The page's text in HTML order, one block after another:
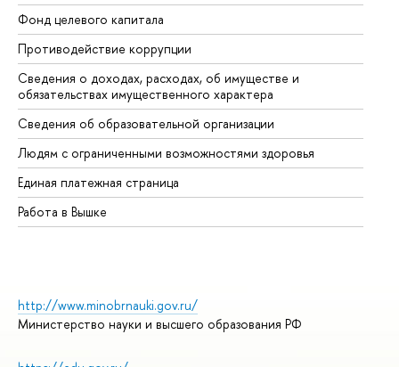
Фонд целевого капитала
Противодействие коррупции
Сведения о доходах, расходах, об имуществе и
обязательствах имущественного характера
Сведения об образовательной организации
Людям с ограниченными возможностями здоровья
Единая платежная страница
Работа в Вышке
http://www.minobrnauki.gov.ru/
Министерство науки и высшего образования РФ